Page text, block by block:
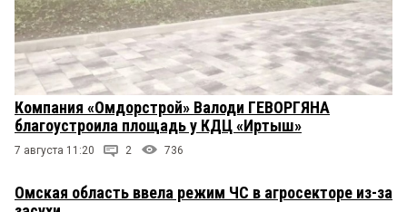
Компания «Омдорстрой» Валоди ГЕВОРГЯНА
благоустроила площадь у КДЦ «Иртыш»
7 августа 11:20 2 736
Омская область ввела режим ЧС в агросекторе из-за